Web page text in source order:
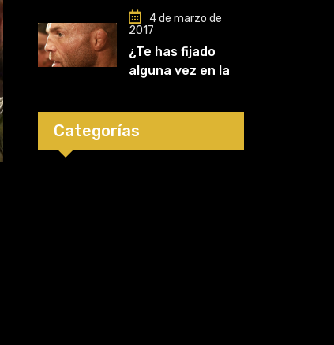
4 de marzo de
2017
¿Te has fijado
alguna vez en las
luchadores?
Categorías